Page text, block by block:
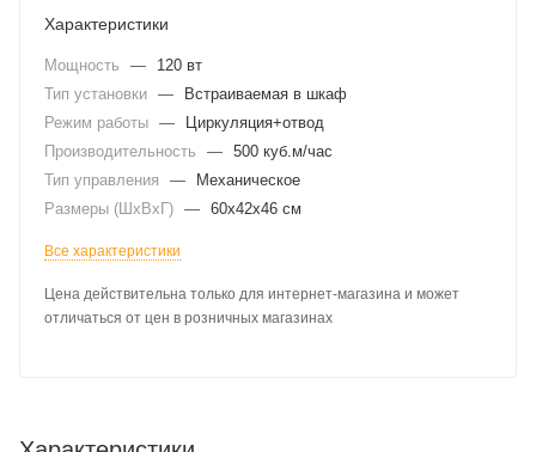
Характеристики
Мощность —
120 вт
Тип установки —
Встраиваемая в шкаф
Режим работы —
Циркуляция+отвод
Производительность
— 500 куб.м/час
Тип управления
—
Механическое
Размеры (ШхВхГ) — 60x42x46 см
Все характеристики
Цена действительна только для интернет-магазина и может
отличаться от цен в розничных магазинах